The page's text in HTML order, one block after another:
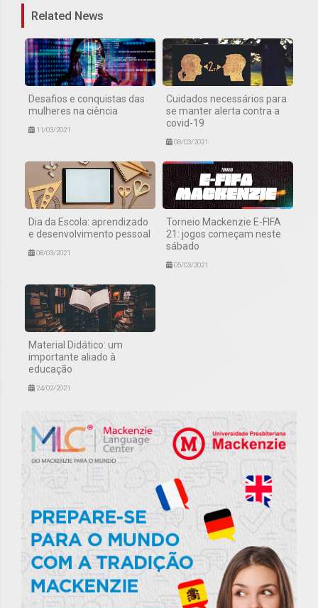
Related News
Desafios e conquistas das
mulheres na ciência
11/03/2021
Cuidados necessários para
se manter alerta contra a
covid-19
08/03/2021
Dia da Escola: aprendizado
e desenvolvimento pessoal
08/03/2021
Torneio Mackenzie E-FIFA
21: jogos começam neste
sábado
05/03/2021
Material Didático: um
importante aliado à
educação
24/02/2021